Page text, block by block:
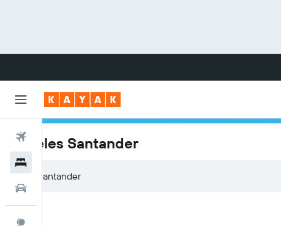
Vuelos
Hoteles Santander